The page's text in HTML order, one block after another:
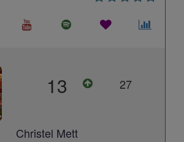
13 27
Christel Mett